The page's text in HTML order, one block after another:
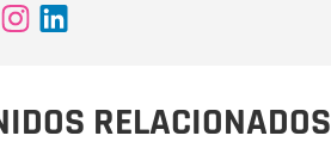
RELACIONADOS